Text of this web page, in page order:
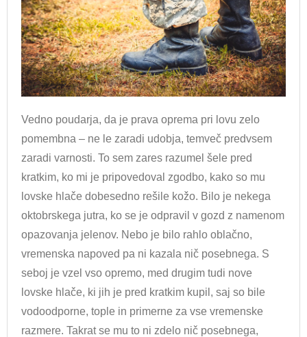
Vedno poudarja, da je prava oprema pri lovu zelo
pomembna – ne le zaradi udobja, temveč predvsem
zaradi varnosti. To sem zares razumel šele pred
kratkim, ko mi je pripovedoval zgodbo, kako so mu
lovske hlače dobesedno rešile kožo. Bilo je nekega
oktobrskega jutra, ko se je odpravil v gozd z namenom
opazovanja jelenov. Nebo je bilo rahlo oblačno,
vremenska napoved pa ni kazala nič posebnega. S
seboj je vzel vso opremo, med drugim tudi nove
lovske hlače, ki jih je pred kratkim kupil, saj so bile
vodoodporne, tople in primerne za vse vremenske
razmere. Takrat se mu to ni zdelo nič posebnega,